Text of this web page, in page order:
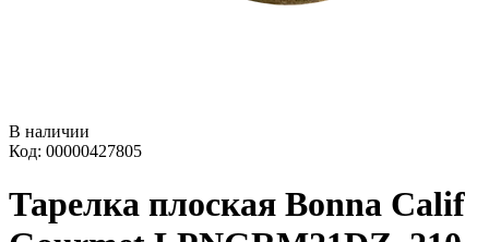
В наличии
Код: 00000427805
Тарелка плоская Bonna Calif